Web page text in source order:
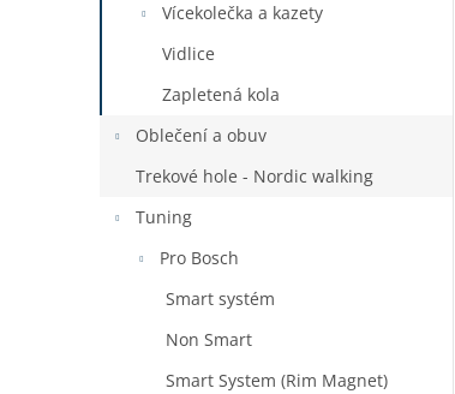
Vícekolečka a kazety
Vidlice
Zapletená kola
Oblečení a obuv
Trekové hole - Nordic walking
Tuning
Pro Bosch
Smart systém
Non Smart
Smart System (Rim Magnet)